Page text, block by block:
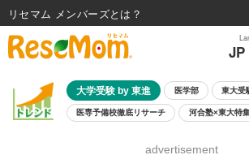
JP
大学受験 by 東進 医学部 東大受
医専予備校徹底リサーチ 河合塾×東大特
advertisement
リセマム メンバーズ